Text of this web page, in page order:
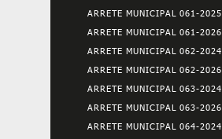
ARRETE MUNICIPAL 061-2025
ARRETE MUNICIPAL 061-2026
ARRETE MUNICIPAL 062-2024
ARRETE MUNICIPAL 062-2026
ARRETE MUNICIPAL 063-2024
ARRETE MUNICIPAL 063-2026
ARRETE MUNICIPAL 064-2024